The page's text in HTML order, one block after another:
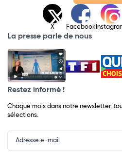
X Facebook
La presse parle de nous
Restez informé !
Chaque mois dans notre newsletter,
sélections.
Input
Newsletter